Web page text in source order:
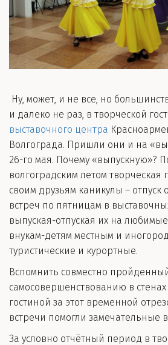
Ну, может, и не все, но
и далеко не раз, в творческой
выставочного центра
Волгограда. Пришли они и на
26-го мая. Почему «выпускную»?
волгоградским летом творческая
своим друзьям каникулы – отпуск
встреч по пятницам в
выпуская-отпуская их на
внукам-детям местным и
туристические и курортные.
Вспомнить совместно
самосовершенствованию в стенах
гостиной за этот временной
встречи помогли замечательные
За условно отчётный период в